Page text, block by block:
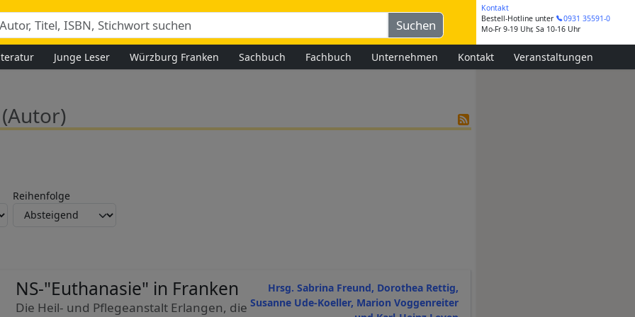
Kontakt
Bestell-Hotline unter
0931 35591-0
Mo-Fr 9-19 Uhr, Sa 10-16 Uhr
Junge Leser Würzburg Franken Sachbuch Fachbuch Unternehmen Kontakt Veranstaltungen
(Autor)
Reihenfolge
Hrsg. Sabrina Freund, Dorothea Rettig,
Susanne Ude-Koeller, Marion Voggenreiter
NS-"Euthanasie" in Franken
Die Heil- und Pflegeanstalt Erlangen, die